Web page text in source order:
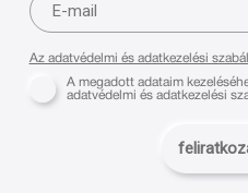
Az adatvédelmi és adatkezelési
A megadott adataim